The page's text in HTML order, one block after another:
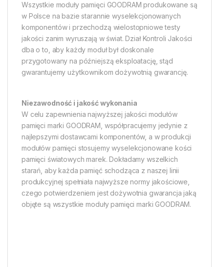
Wszystkie moduły pamięci GOODRAM produkowane są
w Polsce na bazie starannie wyselekcjonowanych
komponentów i przechodzą wielostopniowe testy
jakości zanim wyruszają w świat. Dział Kontroli Jakości
dba o to, aby każdy moduł był doskonale
przygotowany na późniejszą eksploatację, stąd
gwarantujemy użytkownikom dożywotnią gwarancję.
Niezawodność i jakość wykonania
W celu zapewnienia najwyższej jakości modułów
pamięci marki GOODRAM, współpracujemy jedynie z
najlepszymi dostawcami komponentów, a w produkcji
modułów pamięci stosujemy wyselekcjonowane kości
pamięci światowych marek. Dokładamy wszelkich
starań, aby każda pamięć schodząca z naszej linii
produkcyjnej spełniała najwyższe normy jakościowe,
czego potwierdzeniem jest dożywotnia gwarancja jaką
objęte są wszystkie moduły pamięci marki GOODRAM.